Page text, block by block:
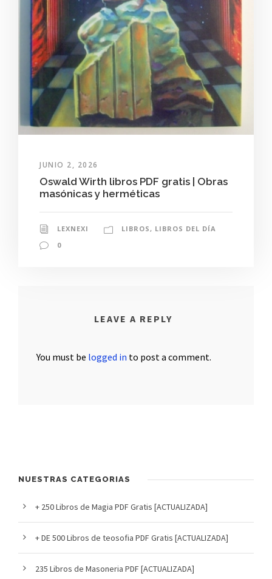
JUNIO 2, 2026
Oswald Wirth libros PDF gratis | Obras
masónicas y herméticas
LEXNEXI LIBROS , LIBROS DEL DÍA
0
LEAVE A REPLY
You must be logged in to post a comment.
NUESTRAS CATEGORIAS
+ 250 Libros de Magia PDF Gratis [ACTUALIZADA]
+ DE 500 Libros de teosofia PDF Gratis [ACTUALIZADA]
235 Libros de Masoneria PDF [ACTUALIZADA]